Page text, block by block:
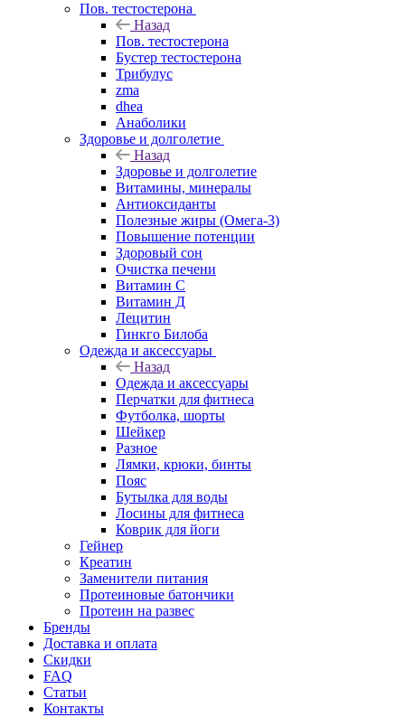
Пов. тестостерона
Назад
Пов. тестостерона
Бустер тестостерона
Трибулус
zma
dhea
Анаболики
Здоровье и долголетие
Назад
Здоровье и долголетие
Витамины, минералы
Антиоксиданты
Полезные жиры (Омега-3)
Повышение потенции
Здоровый сон
Очистка печени
Витамин С
Витамин Д
Лецитин
Гинкго Билоба
Одежда и аксессуары
Назад
Одежда и аксессуары
Перчатки для фитнеса
Футболка, шорты
Шейкер
Разное
Лямки, крюки, бинты
Пояс
Бутылка для воды
Лосины для фитнеса
Коврик для йоги
Гейнер
Креатин
Заменители питания
Протеиновые батончики
Протеин на развес
Бренды
Доставка и оплата
Скидки
FAQ
Статьи
Контакты